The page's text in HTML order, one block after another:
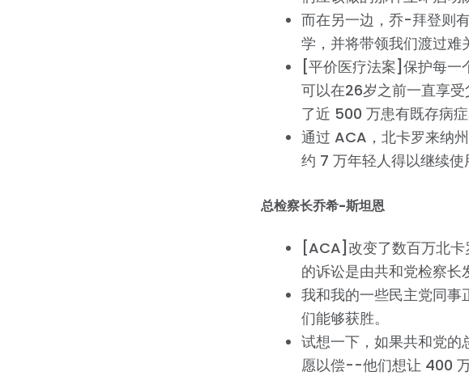
而在另一边，乔-拜登则
学，并将带领我们渡过难
[平价医疗法案]保护每一
可以在26岁之前一直享
了近 500 万患有既存病
通过 ACA，北卡罗来纳
约 7 万年轻人得以继续使
总检察长乔希-斯坦恩
[ACA]改变了数百万北卡
的诉讼是由共和党检察长
我和我的一些民主党同
们能够获胜。
试想一下，如果共和党
愿以偿--他们想让 400